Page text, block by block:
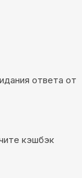
ответа от
кэшбэк